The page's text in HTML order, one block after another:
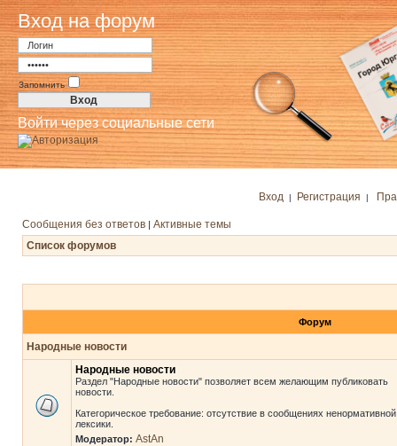
Вход на форум
Запомнить
Войти через социальные сети
Вход | Регистрация |
Сообщения без ответов | Активные темы
Список форумов
Форум
Народные новости
Народные новости
Раздел "Народные новости" позволяет всем желающим публиковать
новости.
Категорическое требование: отсутствие в сообщениях ненормативной
лексики.
Модератор: AstAn